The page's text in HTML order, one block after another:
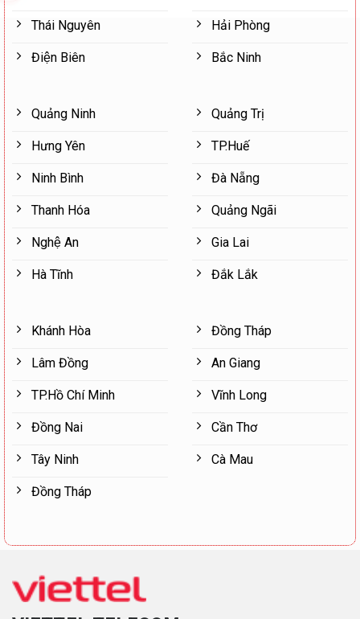
Thái Nguyên
Điện Biên
Hải Phòng
Bắc Ninh
Quảng Ninh
Hưng Yên
Ninh Bình
Thanh Hóa
Nghệ An
Hà Tĩnh
Quảng Trị
TP.Huế
Đà Nẵng
Quảng Ngãi
Gia Lai
Đắk Lắk
Khánh Hòa
Lâm Đồng
TP.Hồ Chí Minh
Đồng Nai
Tây Ninh
Đồng Tháp
Đồng Tháp
An Giang
Vĩnh Long
Cần Thơ
Cà Mau